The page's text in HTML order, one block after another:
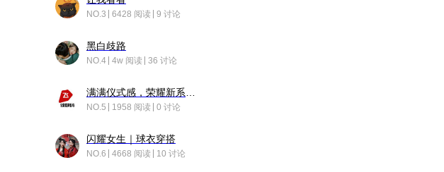
NO.3 6428 阅读 9 讨论
黑白歧路
NO.4 4w 阅读 36 讨论
NO.5 1958 阅读 0 讨论
闪耀女生｜球衣穿搭
NO.6 4668 阅读 10 讨论